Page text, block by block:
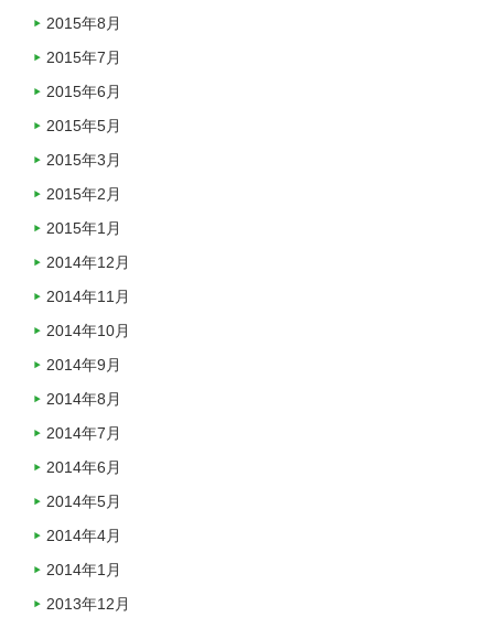
2015年8月
2015年7月
2015年6月
2015年5月
2015年3月
2015年2月
2015年1月
2014年12月
2014年11月
2014年10月
2014年9月
2014年8月
2014年7月
2014年6月
2014年5月
2014年4月
2014年1月
2013年12月